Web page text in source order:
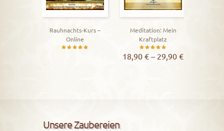
Rauhnachts-Kurs –
Online
Meditation: Mein
Kraftplatz
Bewertet
18,90 € – 29,90 €
Unsere Zaubereien